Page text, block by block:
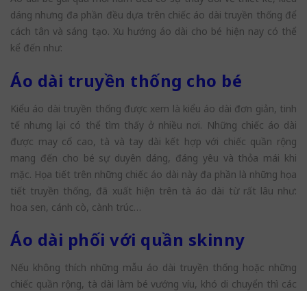
dáng nhưng đa phần đều dựa trên chiếc áo dài truyền thống để
cách tân và sáng tạo. Xu hướng áo dài cho bé hiện nay có thể
kể đến như:
Áo dài truyền thống cho bé
Kiểu áo dài truyền thống được xem là kiểu áo dài đơn giản, tinh
tế nhưng lại có thể tìm thấy ở nhiều nơi. Những chiếc áo dài
được may cổ cao, tà và tay dài kết hợp với chiếc quần rộng
mang đến cho bé sự duyên dáng, đáng yêu và thỏa mái khi
mặc. Họa tiết trên những chiếc áo dài này đa phần là những họa
tiết truyền thống, đã xuất hiện trên tà áo dài từ rất lâu như:
hoa sen, cánh cò, cành trúc…
Áo dài phối với quần skinny
Nếu không thích những mẫu áo dài truyền thống hoặc những
chiếc quần rộng, tà dài làm bé vướng víu, khó di chuyển thì các